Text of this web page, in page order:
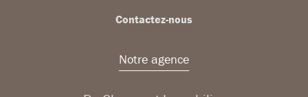
Contactez-nous
Notre agence